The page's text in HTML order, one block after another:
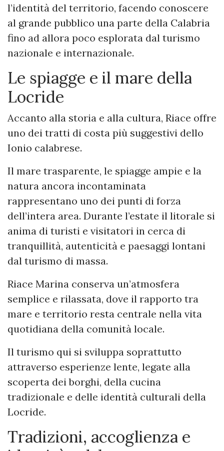
l’identità del territorio, facendo conoscere
al grande pubblico una parte della Calabria
fino ad allora poco esplorata dal turismo
nazionale e internazionale.
Le spiagge e il mare della
Locride
Accanto alla storia e alla cultura, Riace offre
uno dei tratti di costa più suggestivi dello
Ionio calabrese.
Il mare trasparente, le spiagge ampie e la
natura ancora incontaminata
rappresentano uno dei punti di forza
dell’intera area. Durante l’estate il litorale si
anima di turisti e visitatori in cerca di
tranquillità, autenticità e paesaggi lontani
dal turismo di massa.
Riace Marina conserva un’atmosfera
semplice e rilassata, dove il rapporto tra
mare e territorio resta centrale nella vita
quotidiana della comunità locale.
Il turismo qui si sviluppa soprattutto
attraverso esperienze lente, legate alla
scoperta dei borghi, della cucina
tradizionale e delle identità culturali della
Locride.
Tradizioni, accoglienza e